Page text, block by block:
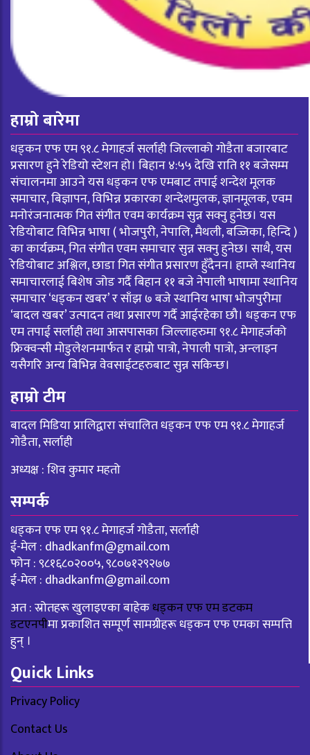
हाम्रो बारेमा
धड्कन एफ एम ९१.८ मेगाहर्ज सर्लाही जिल्लाको गोडैता बजारबाट
प्रसारण हुने रेडियो स्टेशन हो। बिहान ४:५५ देखि राति ११ बजेसम्म
संचालनमा आउने यस धड्कन एफ एमबाट तपाई शन्देश मूलक
समाचार, बिज्ञापन, विभिन्न प्रकारका शन्देशमुलक, ज्ञानमूलक, एवम
मनोरंजनात्मक गित संगीत एवम कार्यक्रम सुन्न सक्नु हुनेछ। यस
रेडियोबाट विभिन्न भाषा ( भोजपुरी, नेपालि, मैथली, बज्जिका, हिन्दि )
का कार्यक्रम, गित संगीत एवम समाचार सुन्न सक्नु हुनेछ। साथै, यस
रेडियोबाट अश्लिल, छाडा गित संगीत प्रसारण हुँदैनन। हाम्ले स्थानिय
समाचारलाई बिशेष जोड गर्दै बिहान ११ बजे नेपाली भाषामा स्थानिय
समाचार ‘धड्कन खबर’ र साँझ ७ बजे स्थानिय भाषा भोजपुरीमा
‘बादल खबर’ उत्पादन तथा प्रसारण गर्दै आईरहेका छौ। धड्कन एफ
एम तपाई सर्लाही तथा आसपासका जिल्लाहरुमा ९१.८ मेगाहर्जको
फ्रिक्वन्सी मोडुलेशनमार्फत र हाम्रो पात्रो, नेपाली पात्रो, अन्लाइन
यसैगरि अन्य बिभिन्न वेवसाईटहरुबाट सुन्न सकिन्छ।
हाम्रो टीम
बादल मिडिया प्रालिद्वारा संचालित धड्कन एफ एम ९१.८ मेगाहर्ज
गोडैता, सर्लाही
अध्यक्ष : शिव कुमार महतो
सम्पर्क
धड्कन एफ एम ९१.८ मेगाहर्ज गोडैता, सर्लाही
ई-मेल : dhadkanfm@gmail.com
फोन : ९८१६८०२००५, ९८०७१२९२७७
ई-मेल : dhadkanfm@gmail.com
अत : स्रोतहरू खुलाइएका बाहेकधड्कन एफ एम डटकम
डटएनपीमा प्रकाशित सम्पूर्ण सामग्रीहरू धड्कन एफ एमका सम्पत्ति
हुन् ।
Quick Links
Privacy Policy
Contact Us